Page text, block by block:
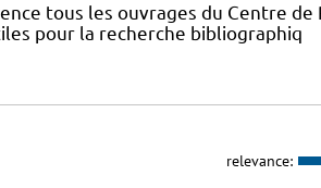
tous les ouvrages du Centre de
pour la recherche bibliographiq
relevance: